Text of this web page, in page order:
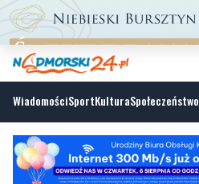
WiadomościSportKulturaSpołeczeństwo